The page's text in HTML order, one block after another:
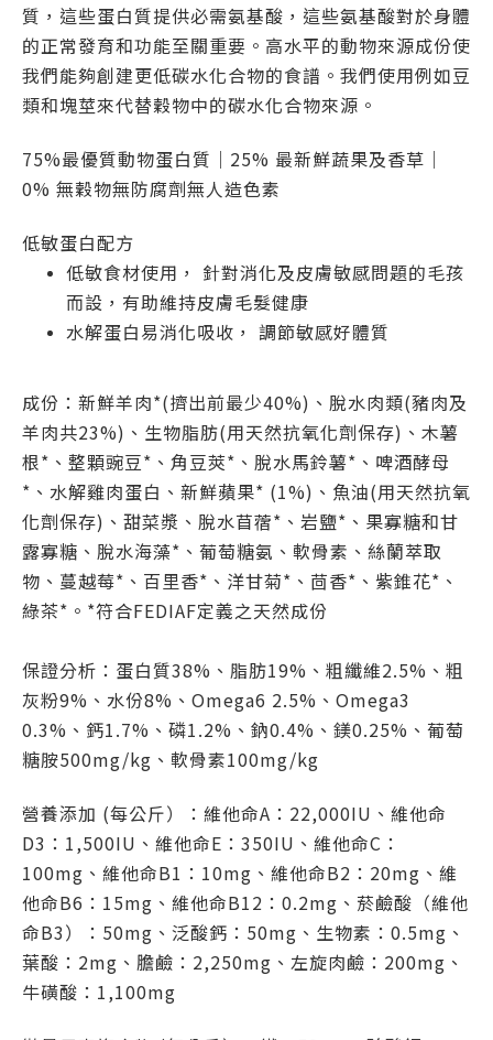
質，這些蛋白質提供必需氨基酸，這些氨基酸對於身體
的正常發育和功能至關重要。高水平的動物來源成份使
我們能夠創建更低碳水化合物的食譜。我們使用例如豆
類和塊莖來代替穀物中的碳水化合物來源。
75%最優質動物蛋白質｜25% 最新鮮蔬果及香草｜
0% 無穀物無防腐劑無人造色素
低敏蛋白配方
低敏食材使用， 針對消化及皮膚敏感問題的毛孩
而設，有助維持皮膚毛髮健康
水解蛋白易消化吸收， 調節敏感好體質
成份：新鮮羊肉*(擠出前最少40%)、脫水肉類(豬肉及
羊肉共23%)、生物脂肪(用天然抗氧化劑保存)、木薯
根*、整顆豌豆*、角豆莢*、脫水馬鈴薯*、啤酒酵母
*、水解雞肉蛋白、新鮮蘋果* (1%)、魚油(用天然抗氧
化劑保存)、甜菜漿、脫水苜蓿*、岩鹽*、果寡糖和甘
露寡糖、脫水海藻*、葡萄糖氨、軟骨素、絲蘭萃取
物、蔓越莓*、百里香*、洋甘菊*、茴香*、紫錐花*、
綠茶*。*符合FEDIAF定義之天然成份
保證分析：蛋白質38%、脂肪19%、粗纖維2.5%、粗
灰粉9%、水份8%、Omega6 2.5%、Omega3
0.3%、鈣1.7%、磷1.2%、鈉0.4%、鎂0.25%、葡萄
糖胺500mg/kg、軟骨素100mg/kg
營養添加 (每公斤）：維他命A：22,000IU、維他命
D3：1,500IU、維他命E：350IU、維他命C：
100mg、維他命B1：10mg、維他命B2：20mg、維
他命B6：15mg、維他命B12：0.2mg、菸鹼酸（維他
命B3）：50mg、泛酸鈣：50mg、生物素：0.5mg、
葉酸：2mg、膽鹼：2,250mg、左旋肉鹼：200mg、
牛磺酸：1,100mg